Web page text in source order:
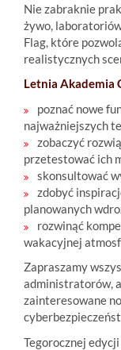
Nie zabraknie
żywo,
Flag, które
realistycznych
Letnia Akademia
poznać nowe
najważniejszych
zobaczyć
przetestować ich
skonsultować
zdobyć
planowanych
rozwinąć
wakacyjnej
Zapraszamy
administratorów,
zainteresowane
Tegorocznej